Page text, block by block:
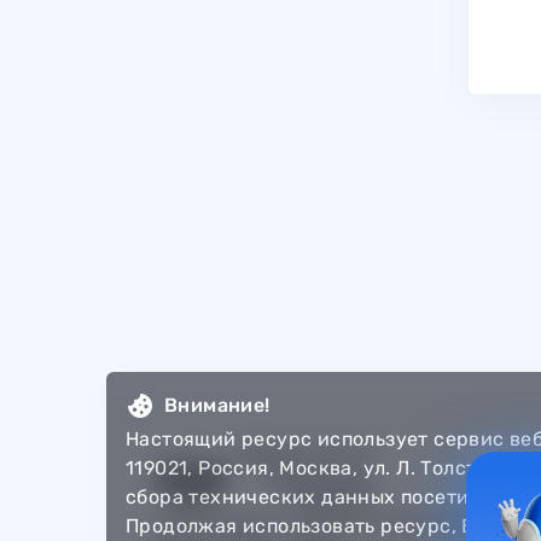
© Департамент информатизации Тюменской
Внимание!
Настоящий ресурс использует сервис
119021, Россия, Москва, ул. Л. Толстого,
сбора технических данных посетителей
Продолжая использовать ресурс, Вы